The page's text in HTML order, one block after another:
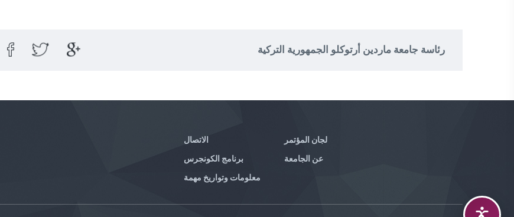
رئاسة جامعة ماردين أرتوكلو الجمهورية التركية
الاتصال
برنامج الكونجرس
معلومات وتواريخ مهمة
لجان المؤتمر
عن الجامعة